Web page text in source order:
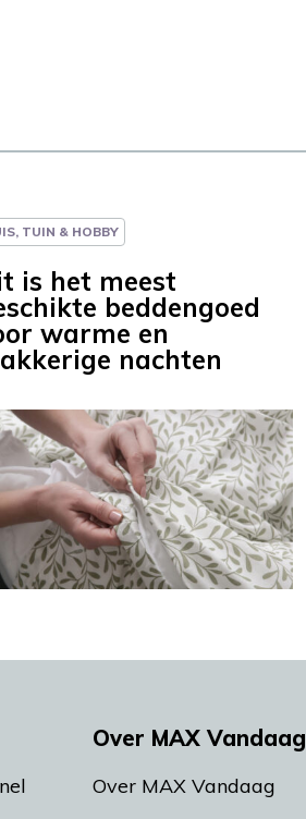
TUIN & HOBBY
is het meest
beddengoed
warme en
nachten
Over MAX Vandaag
Over MAX Vandaag